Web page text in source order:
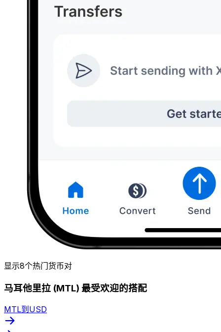
显示8个热门货币对
马耳他里拉 (MTL) 最受欢迎的搭配
MTL到USD